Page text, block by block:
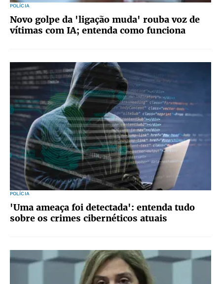
POLÍCIA
Novo golpe da 'ligação muda' rouba voz de
vítimas com IA; entenda como funciona
POLÍCIA
'Uma ameaça foi detectada': entenda tudo
sobre os crimes cibernéticos atuais